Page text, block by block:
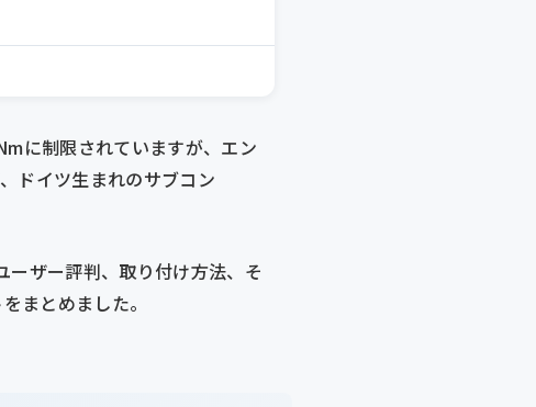
に制限されていますが、エン
ドイツ生まれのサブコン
ザー評判、取り付け方法、そ
まとめました。